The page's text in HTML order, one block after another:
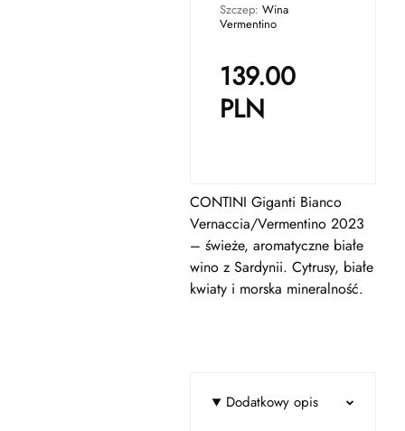
Szczep: Wina
Vermentino
139.00
PLN
CONTINI Giganti Bianco
Vernaccia/Vermentino 2023
– świeże, aromatyczne białe
wino z Sardynii. Cytrusy, białe
kwiaty i morska mineralność.
Dodatkowy opis